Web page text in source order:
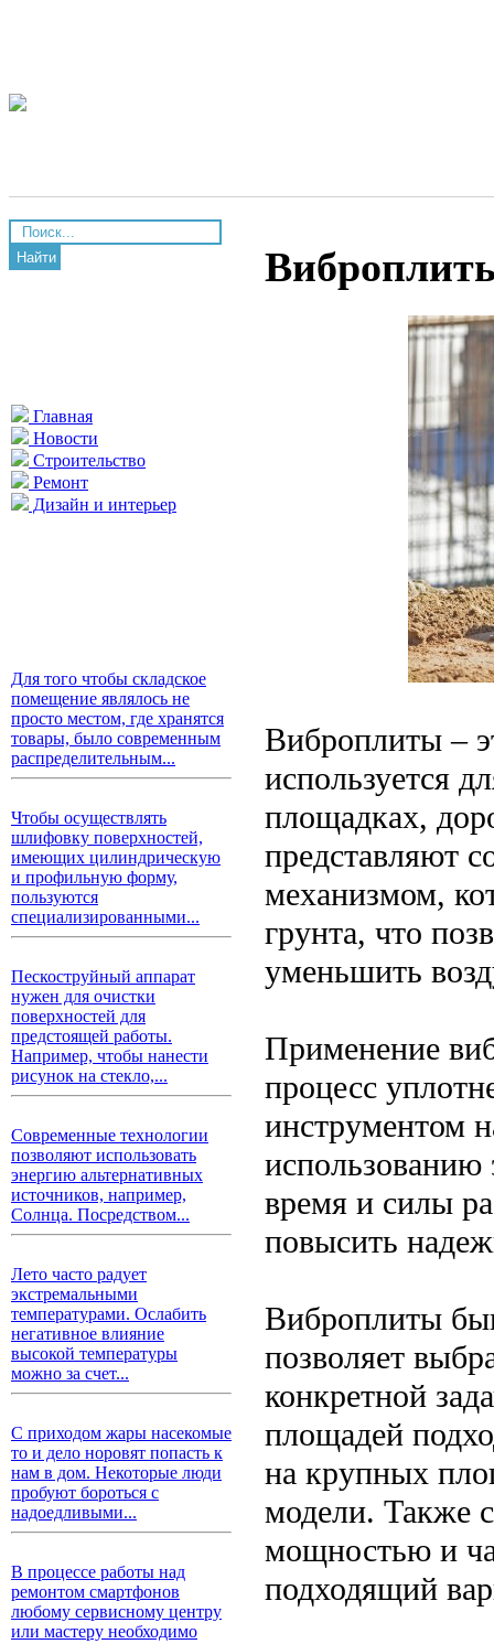
Найти
Главная
Новости
Строительство
Ремонт
Дизайн и интерьер
Для того чтобы складское
помещение являлось не
просто местом, где хранятся
товары, было современным
распределительным...
Чтобы осуществлять
шлифовку поверхностей,
имеющих цилиндрическую
и профильную форму,
пользуются
специализированными...
Пескоструйный аппарат
нужен для очистки
поверхностей для
предстоящей работы.
Например, чтобы нанести
рисунок на стекло,...
Современные технологии
позволяют использовать
энергию альтернативных
источников, например,
Солнца. Посредством...
Лето часто радует
экстремальными
температурами. Ослабить
негативное влияние
высокой температуры
можно за счет...
С приходом жары насекомые
то и дело норовят попасть к
нам в дом. Некоторые люди
пробуют бороться с
надоедливыми...
В процессе работы над
ремонтом смартфонов
любому сервисному центру
или мастеру необходимо
Виброплиты –
используется
площадках,
представляют
механизмом,
грунта, что
уменьшить
Применение
процесс
инструментом
использованию
время и силы
повысить
Виброплиты
позволяет
конкретной
площадей
на крупных
модели. Также
мощностью и
подходящий